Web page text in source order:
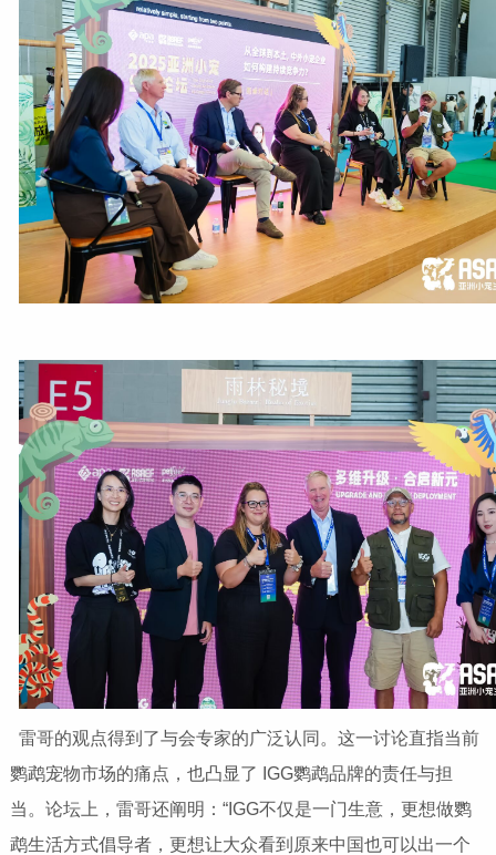
雷哥的观点得到了与会专家的广泛认同。这一讨论直指当前
鹦鹉宠物市场的痛点，也凸显了 IGG鹦鹉品牌的责任与担
当。 论坛上，雷哥还阐明：“IGG不仅是一门生意，更想做鹦
鹉生活方式倡导者，更想让大众看到原来中国也可以出一个